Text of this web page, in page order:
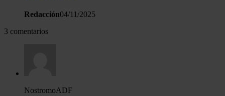
Redacción04/11/2025
3 comentarios
NostromoADF